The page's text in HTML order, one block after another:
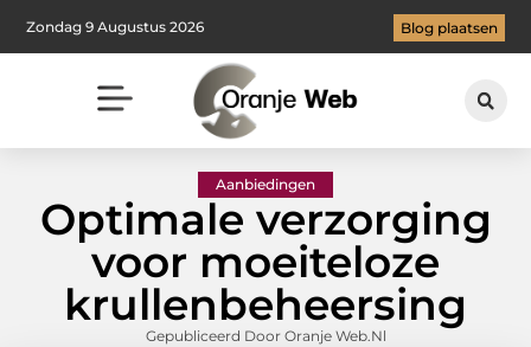
Zondag 9 Augustus 2026 Blog plaatsen
Aanbiedingen
Optimale verzorging
voor moeiteloze
krullenbeheersing
Gepubliceerd Door Oranje Web.nl